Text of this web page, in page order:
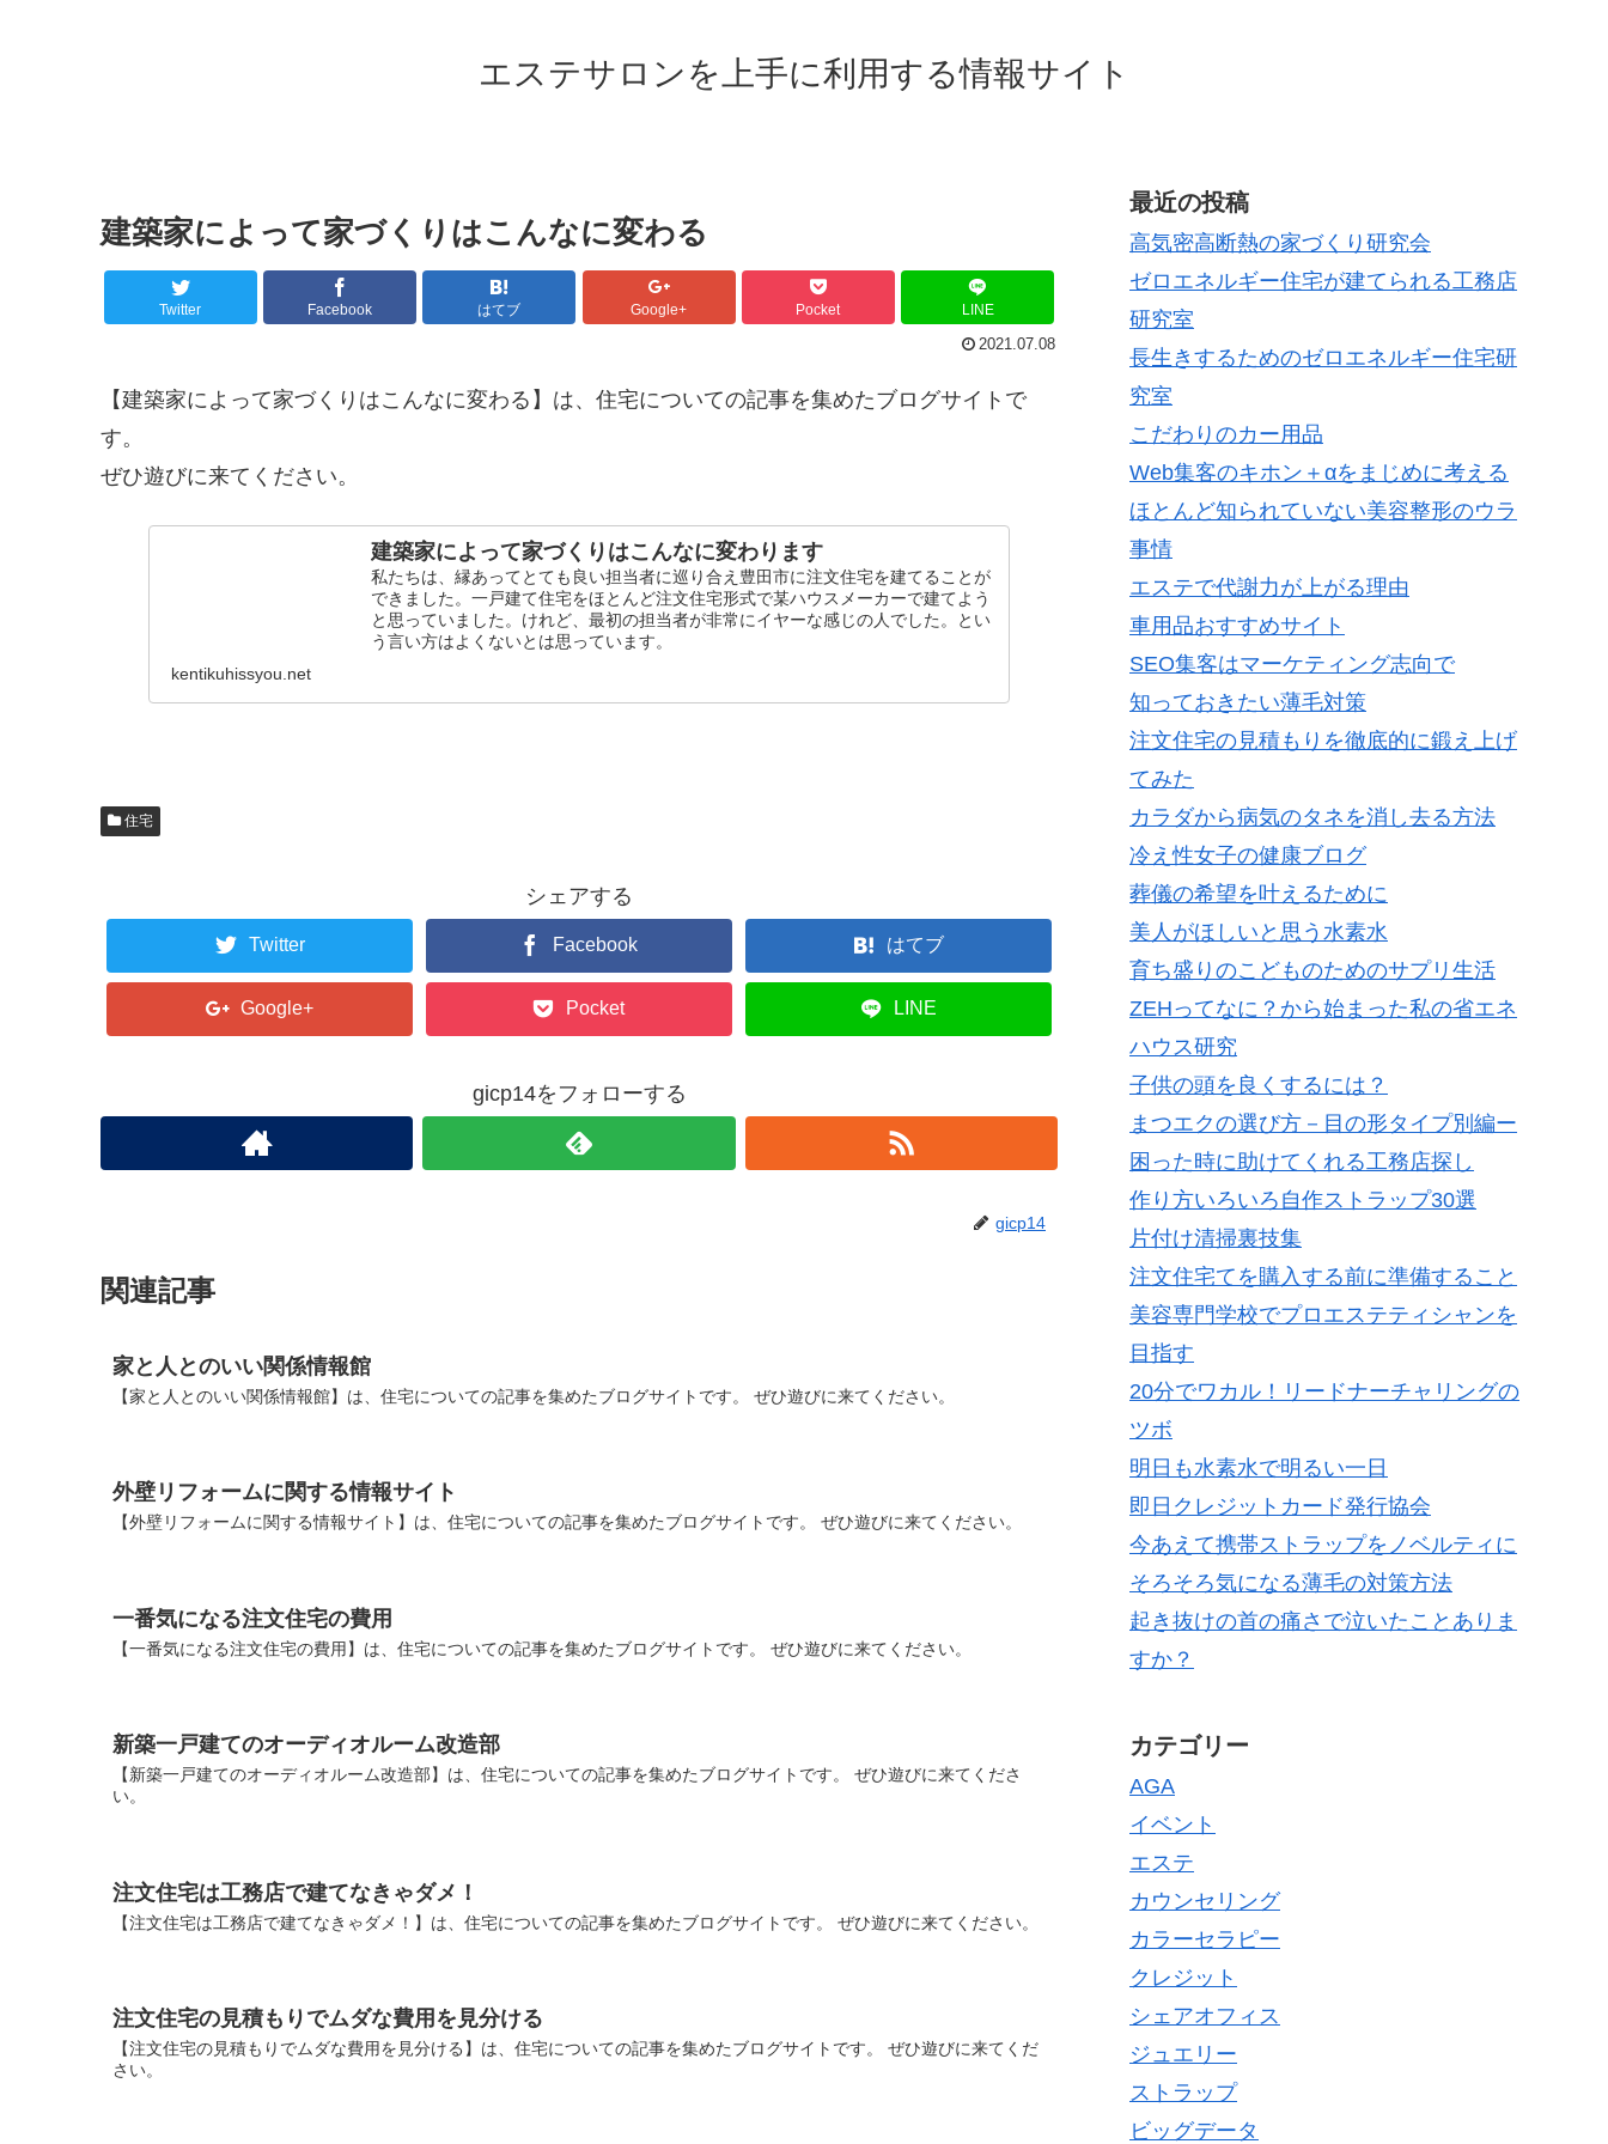
エステサロンを上手に利用する情報サイト
建築家によって家づくりはこんなに変わる
Twitter Facebook はてブ Google+ Pocket LINE
2021.07.08
【建築家によって家づくりはこんなに変わる】は、住宅についての記事を集めたブログサイトで
す。
ぜひ遊びに来てください。
建築家によって家づくりはこんなに変わります
私たちは、縁あってとても良い担当者に巡り合え豊田市に注文住宅を建てることが
できました。一戸建て住宅をほとんど注文住宅形式で某ハウスメーカーで建てよう
と思っていました。けれど、最初の担当者が非常にイヤーな感じの人でした。とい
う言い方はよくないとは思っています。
kentikuhissyou.net
住宅
シェアする
Twitter Facebook はてブ
Google+ Pocket LINE
gicp14をフォローする
gicp14
関連記事
家と人とのいい関係情報館
【家と人とのいい関係情報館】は、住宅についての記事を集めたブログサイトです。 ぜひ遊びに来てください。
外壁リフォームに関する情報サイト
【外壁リフォームに関する情報サイト】は、住宅についての記事を集めたブログサイトです。 ぜひ遊びに来てください。
一番気になる注文住宅の費用
【一番気になる注文住宅の費用】は、住宅についての記事を集めたブログサイトです。 ぜひ遊びに来てください。
新築一戸建てのオーディオルーム改造部
【新築一戸建てのオーディオルーム改造部】は、住宅についての記事を集めたブログサイトです。 ぜひ遊びに来てくださ
い。
注文住宅は工務店で建てなきゃダメ！
【注文住宅は工務店で建てなきゃダメ！】は、住宅についての記事を集めたブログサイトです。 ぜひ遊びに来てください。
注文住宅の見積もりでムダな費用を見分ける
【注文住宅の見積もりでムダな費用を見分ける】は、住宅についての記事を集めたブログサイトです。 ぜひ遊びに来てくだ
さい。
最近の投稿
高気密高断熱の家づくり研究会
ゼロエネルギー住宅が建てられる工務店
研究室
長生きするためのゼロエネルギー住宅研
究室
こだわりのカー用品
Web集客のキホン＋αをまじめに考える
ほとんど知られていない美容整形のウラ
事情
エステで代謝力が上がる理由
車用品おすすめサイト
SEO集客はマーケティング志向で
知っておきたい薄毛対策
注文住宅の見積もりを徹底的に鍛え上げ
てみた
カラダから病気のタネを消し去る方法
冷え性女子の健康ブログ
葬儀の希望を叶えるために
美人がほしいと思う水素水
育ち盛りのこどものためのサプリ生活
ZEHってなに？から始まった私の省エネ
ハウス研究
子供の頭を良くするには？
まつエクの選び方－目の形タイプ別編ー
困った時に助けてくれる工務店探し
作り方いろいろ自作ストラップ30選
片付け清掃裏技集
注文住宅てを購入する前に準備すること
美容専門学校でプロエステティシャンを
目指す
20分でワカル！リードナーチャリングの
ツボ
明日も水素水で明るい一日
即日クレジットカード発行協会
今あえて携帯ストラップをノベルティに
そろそろ気になる薄毛の対策方法
起き抜けの首の痛さで泣いたことありま
すか？
カテゴリー
AGA
イベント
エステ
カウンセリング
カラーセラピー
クレジット
シェアオフィス
ジュエリー
ストラップ
ビッグデータ